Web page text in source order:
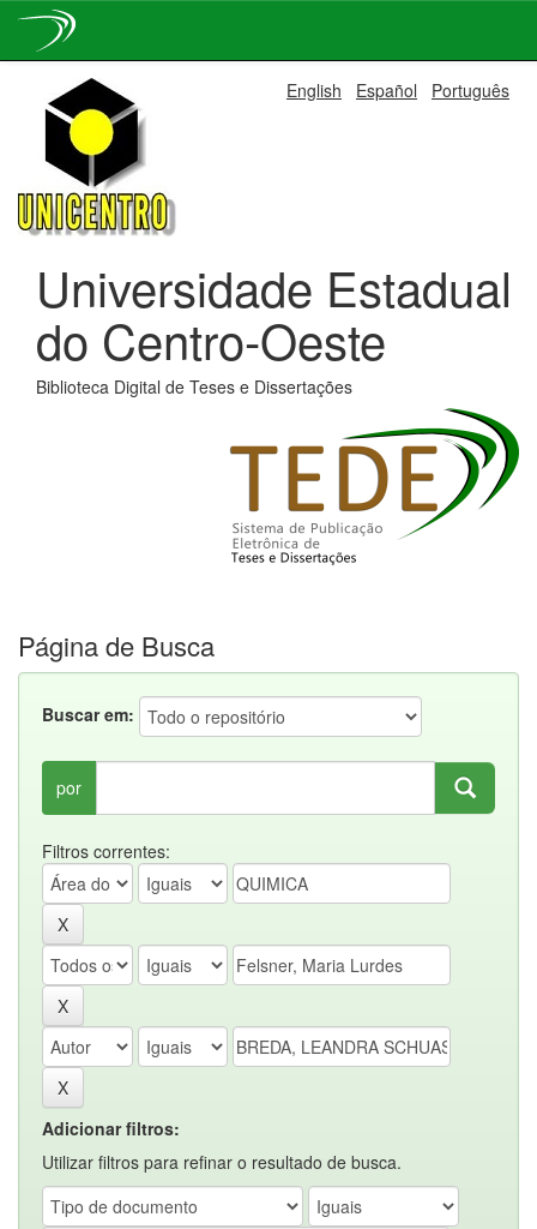
navigation
English Español Português
Universidade Estadual
do Centro-Oeste
Biblioteca Digital de Teses e Dissertações
Página de Busca
Buscar em:
por
Filtros correntes:
Adicionar filtros:
Utilizar filtros para refinar o resultado de busca.